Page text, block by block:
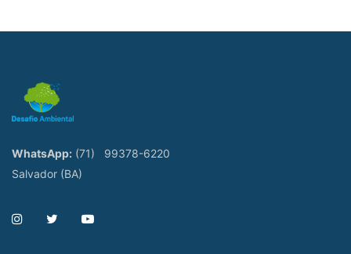
WhatsApp: (71)
99378-6220
Salvador (BA)